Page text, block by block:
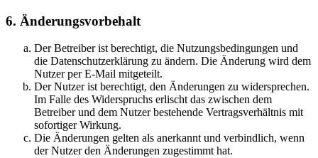
6. Änderungsvorbehalt
Der Betreiber ist berechtigt, die Nutzungsbedingungen und
die Datenschutzerklärung zu ändern. Die Änderung wird dem
Nutzer per E-Mail mitgeteilt.
Der Nutzer ist berechtigt, den Änderungen zu widersprechen.
Im Falle des Widerspruchs erlischt das zwischen dem
Betreiber und dem Nutzer bestehende Vertragsverhältnis mit
sofortiger Wirkung.
Die Änderungen gelten als anerkannt und verbindlich, wenn
der Nutzer den Änderungen zugestimmt hat.